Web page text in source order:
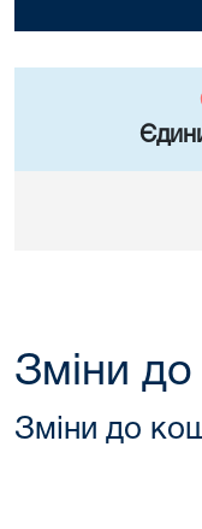
Зміни
Зміни до